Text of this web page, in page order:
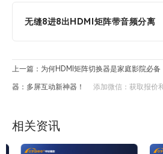
无缝8进8出HDMI矩阵带音频分离
上一篇：为何HDMI矩阵切换器是家庭影院必备
器：多屏互动新神器！ 添加微信：获取报价
相关资讯